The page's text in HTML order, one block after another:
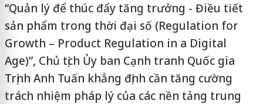
“Quản lý để thúc đẩy tăng trưởng - Điều tiết
sản phẩm trong thời đại số (Regulation for
Growth – Product Regulation in a Digital
Age)”, Chủ tịch Ủy ban Cạnh tranh Quốc gia
Trịnh Anh Tuấn khẳng định cần tăng cường
trách nhiệm pháp lý của các nền tảng trung